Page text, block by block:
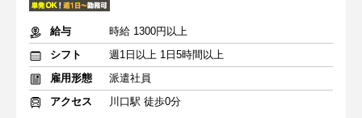
給与
時給 1300円以上
シフト
週1日以上 1日5時間以上
雇用形態
派遣社員
アクセス
川口駅 徒歩0分